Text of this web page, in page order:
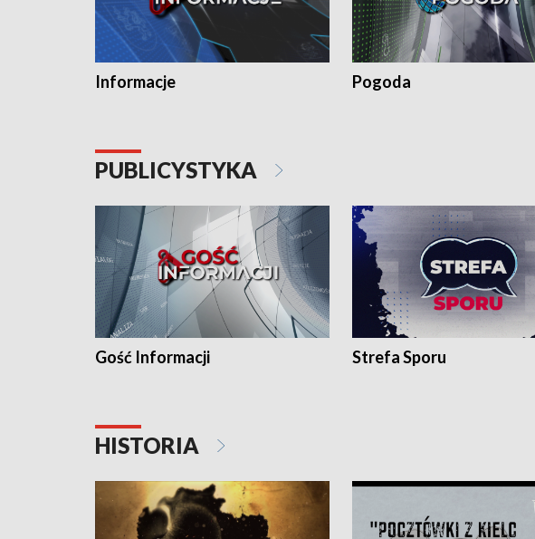
Informacje Pogoda
PUBLICYSTYKA
Gość Informacji Strefa Sporu
HISTORIA